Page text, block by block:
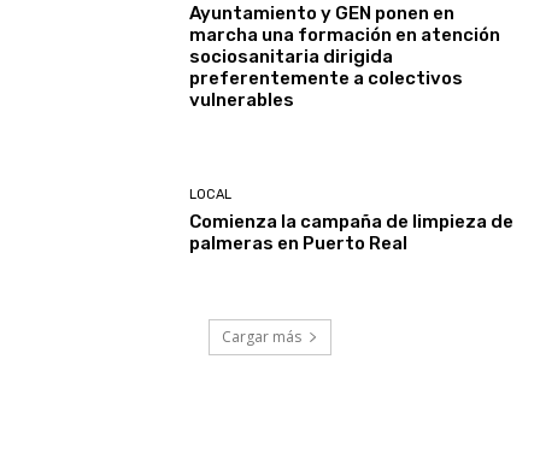
Ayuntamiento y GEN ponen en
marcha una formación en atención
sociosanitaria dirigida
preferentemente a colectivos
vulnerables
LOCAL
Comienza la campaña de limpieza de
palmeras en Puerto Real
Cargar más